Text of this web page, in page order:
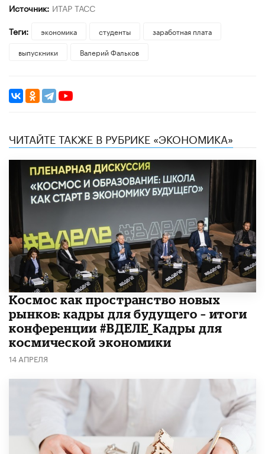
Источник: ИТАР ТАСС
Теги:
экономика студенты
заработная плата
выпускники
Валерий Фальков
ЧИТАЙТЕ ТАКЖЕ В РУБРИКЕ «ЭКОНОМИКА»
Космос как пространство новых
рынков: кадры для будущего – итоги
конференции #ВДЕЛЕ_Кадры для
космической экономики
14 АПРЕЛЯ